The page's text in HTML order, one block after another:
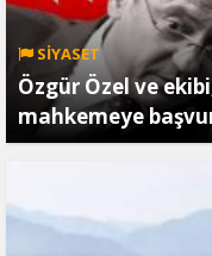
SİYASET
Özgür Özel ve
mahkemeye